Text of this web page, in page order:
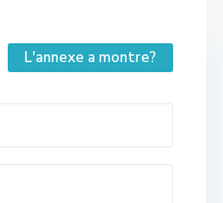
L'annexe a montre?